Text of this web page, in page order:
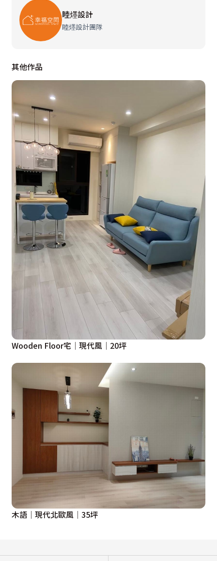
睦爅設計
睦爅設計團隊
其他作品
Wooden Floor宅｜現代風｜20坪
木語｜現代北歐風｜35坪